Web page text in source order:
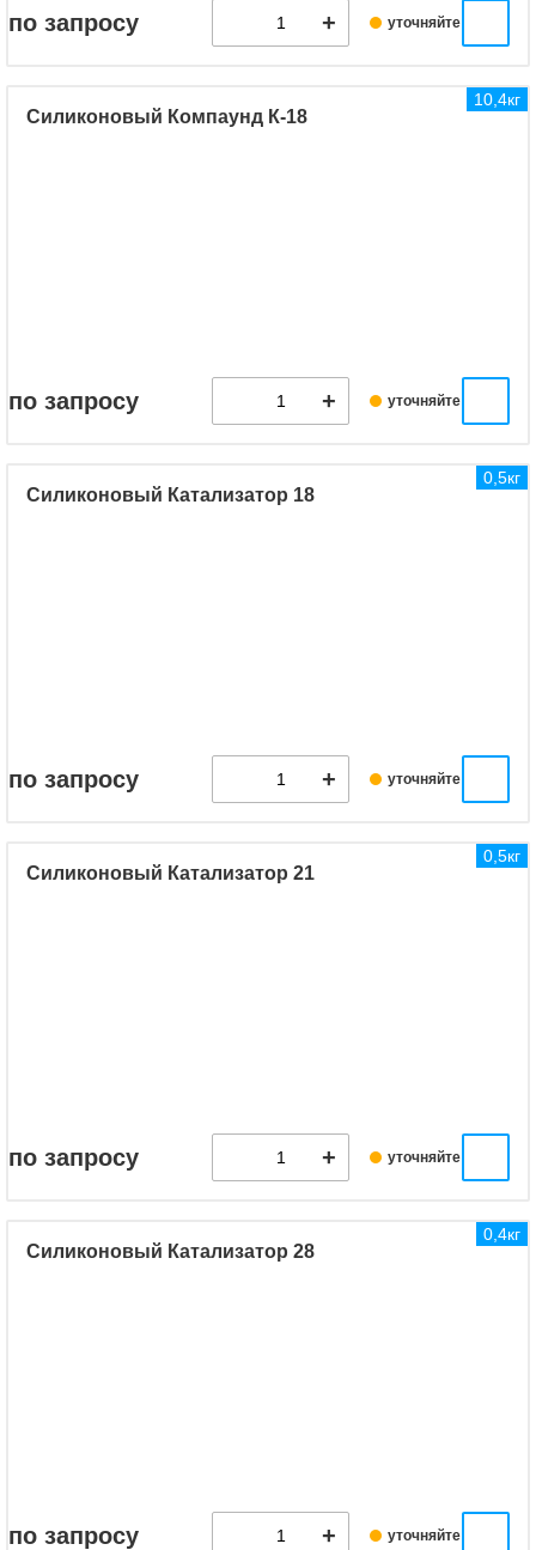
уточняйте
по запросу
Силиконовый Компаунд К-18
уточняйте
10,4кг
по запросу
Силиконовый Катализатор 18
уточняйте
0,5кг
по запросу
Силиконовый Катализатор 21
уточняйте
0,5кг
по запросу
Силиконовый Катализатор 28
уточняйте
0,4кг
по запросу